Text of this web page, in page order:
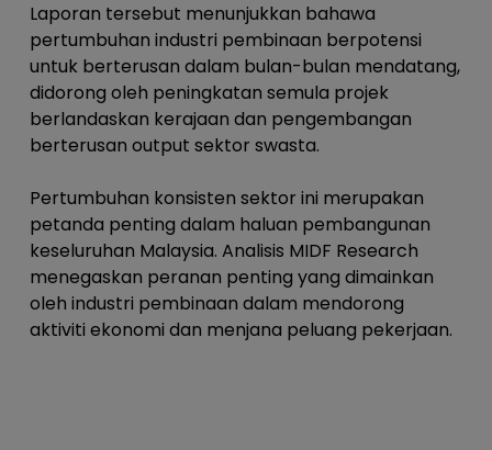
Laporan tersebut menunjukkan bahawa
pertumbuhan industri pembinaan berpotensi
untuk berterusan dalam bulan-bulan mendatang,
didorong oleh peningkatan semula projek
berlandaskan kerajaan dan pengembangan
berterusan output sektor swasta.
Pertumbuhan konsisten sektor ini merupakan
petanda penting dalam haluan pembangunan
keseluruhan Malaysia. Analisis MIDF Research
menegaskan peranan penting yang dimainkan
oleh industri pembinaan dalam mendorong
aktiviti ekonomi dan menjana peluang pekerjaan.